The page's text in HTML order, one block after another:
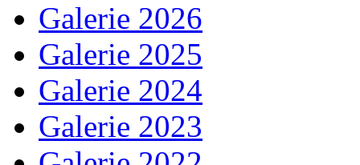
Galerie 2026
Galerie 2025
Galerie 2024
Galerie 2023